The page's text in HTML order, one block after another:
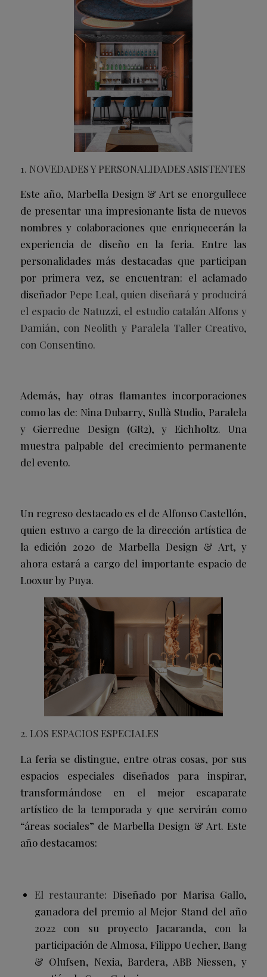
1. NOVEDADES Y PERSONALIDADES ASISTENTES
Este año, Marbella Design & Art se enorgullece
de presentar una impresionante lista de nuevos
nombres y colaboraciones que enriquecerán la
experiencia de diseño en la feria. Entre las
personalidades más destacadas que participan
por primera vez, se encuentran: el aclamado
diseñador Pepe Leal, quien diseñará y producirá
el espacio de Natuzzi, el estudio catalán Alfons y
Damián, con Neolith y Paralela Taller Creativo,
con Consentino.
Además, hay otras flamantes incorporaciones
como las de: Nina Dubarry, Sullà Studio, Paralela
y Gierredue Design (GR2), y Eichholtz. Una
muestra palpable del crecimiento permanente
del evento.
Un regreso destacado es el de Alfonso Castellón,
quien estuvo a cargo de la dirección artística de
la edición 2020 de Marbella Design & Art, y
ahora estará a cargo del importante espacio de
Looxur by Puya.
2. LOS ESPACIOS ESPECIALES
La feria se distingue, entre otras cosas, por sus
espacios especiales diseñados para inspirar,
transformándose en el mejor escaparate
artístico de la temporada y que servirán como
“áreas sociales” de Marbella Design & Art. Este
año destacamos:
El restaurante: Diseñado por Marisa Gallo,
ganadora del premio al Mejor Stand del año
2022 con su proyecto Jacaranda, con la
participación de Almosa, Filippo Uecher, Bang
& Olufsen, Nexia, Bardera, ABB Niessen, y